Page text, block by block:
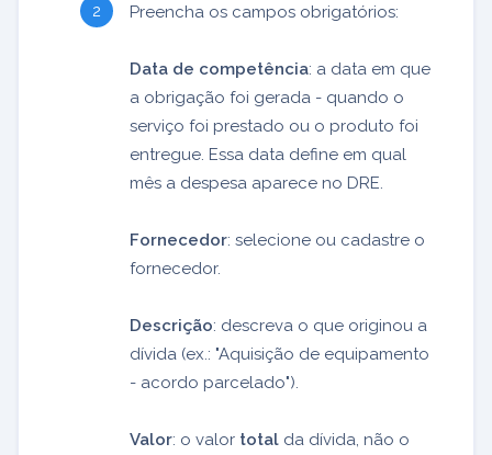
Preencha os campos obrigatórios:
Data de competência: a data em que
a obrigação foi gerada - quando o
serviço foi prestado ou o produto foi
entregue. Essa data define em qual
mês a despesa aparece no DRE.
Fornecedor: selecione ou cadastre o
fornecedor.
Descrição: descreva o que originou a
dívida (ex.: "Aquisição de equipamento
- acordo parcelado").
Valor: o valor total da dívida, não o